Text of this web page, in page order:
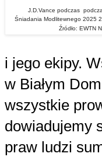
J.D.Vance podczas
Śniadania Modlitewnego 2025
Źródło: EWTN
i jego ekipy.
w Białym
wszystkie
dowiadujemy
praw ludzi